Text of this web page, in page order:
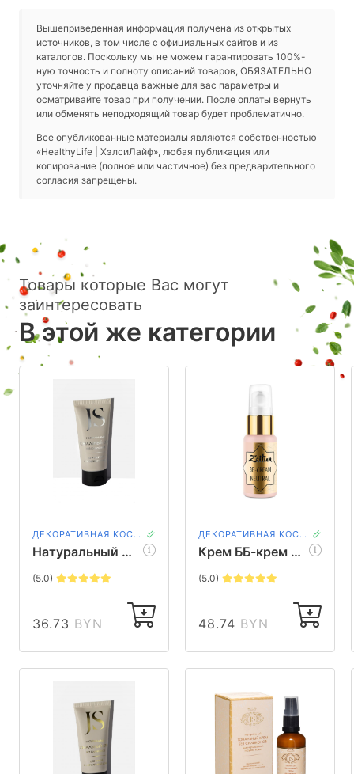
Вышеприведенная информация получена из открытых
источников, в том числе с официальных сайтов и из
каталогов. Поскольку мы не можем гарантировать 100%-
ную точность и полноту описаний товаров, ОБЯЗАТЕЛЬНО
уточняйте у продавца важные для вас параметры и
осматривайте товар при получении. После оплаты вернуть
или обменять неподходящий товар будет проблематично.
Все опубликованные материалы являются собственностью
«HealthyLife | ХэлсиЛайф», любая публикация или
копирование (полное или частичное) без предварительного
согласия запрещены.
Товары которые Вас могут
заинтересовать
В этой же категории
ДЕКОРАТИВНАЯ КОСМЕТИКА
Натуральный тональный крем для жирной кожи светло-бежевый Jurassic Spa, 50 мл
(5.0)
36.73 BYN
ДЕКОРАТИВНАЯ КОСМЕТИКА
Крем ББ-крем №2 нейтральный Zeitun, 30 мл
(5.0)
48.74 BYN